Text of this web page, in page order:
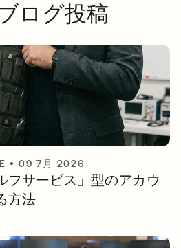
ログ投稿
•09 7月 2026
フサービス」型のアカウ
方法